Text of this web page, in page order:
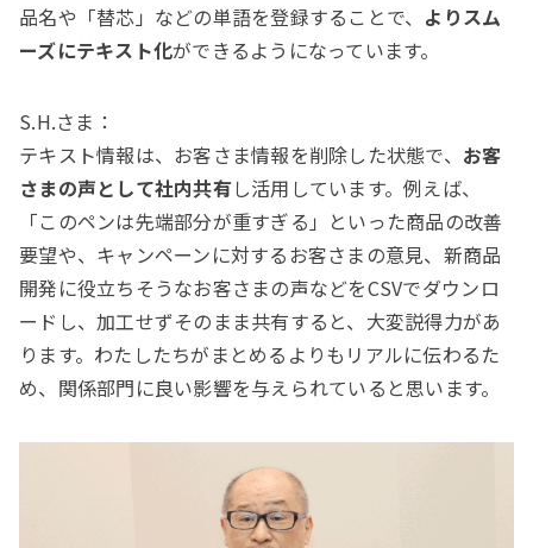
品名や「替芯」などの単語を登録することで、 よりスム
ーズにテキスト化ができるようになっています。
S.H.さま：
テキスト情報は、お客さま情報を削除した状態で、 お客
さまの声として社内共有し活用しています。例えば、
「このペンは先端部分が重すぎる」といった商品の改善
要望や、キャンペーンに対するお客さまの意見、新商品
開発に役立ちそうなお客さまの声などをCSVでダウンロ
ードし、加工せずそのまま共有すると、大変説得力があ
ります。わたしたちがまとめるよりもリアルに伝わるた
め、関係部門に良い影響を与えられていると思います。